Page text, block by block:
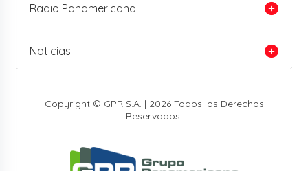
Radio Panamericana
Noticias
Copyright © GPR S.A. | 2026 Todos los Derechos
Reservados.